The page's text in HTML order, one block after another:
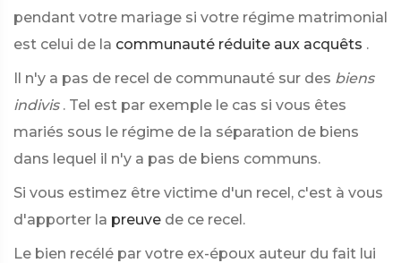
pendant votre mariage si votre régime matrimonial
est celui de la communauté réduite aux acquêts .
Il n'y a pas de recel de communauté sur des biens
indivis . Tel est par exemple le cas si vous êtes
mariés sous le régime de la séparation de biens
dans lequel il n'y a pas de biens communs.
Si vous estimez être victime d'un recel, c'est à vous
d'apporter la preuve de ce recel.
Le bien recélé par votre ex-époux auteur du fait lui